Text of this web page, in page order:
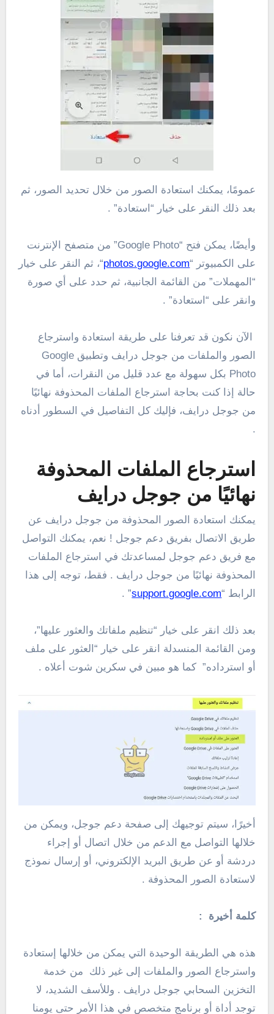
عمومًا، يمكنك استعادة الصور من خلال تحديد الصور، ثم
بعد ذلك النقر على خيار “استعادة” .
وأيضًا، يمكن فتح “Google Photo” من متصفح الإنترنت
على الكمبيوتر “photos.google.com“، ثم النقر على خيار
“المهملات” من القائمة الجانبية، ثم حدد على أي صورة
وانقر على “استعادة” .
الآن نكون قد تعرفنا على طريقة استعادة واسترجاع
الصور والملفات من جوجل درايف وتطبيق Google
Photo بكل سهولة مع عدد قليل من النقرات، أما في
حالة إذا كنت بحاجة استرجاع الملفات المحذوفة نهائيًا
من جوجل درايف، فإليك كل التفاصيل في السطور أدناه
.
استرجاع الملفات المحذوفة
نهائيًا من جوجل درايف
يمكنك استعادة الصور المحذوفة من جوجل درايف عن
طريق الاتصال بفريق دعم جوجل ! نعم، يمكنك التواصل
مع فريق دعم جوجل لمساعدتك في استرجاع الملفات
المحذوفة نهائيًا من جوجل درايف . فقط، توجه إلى هذا
الرابط “support.google.com
” .
بعد ذلك انقر على خيار “تنظيم ملفاتك والعثور عليها”،
ومن القائمة المنسدلة انقر على خيار “العثور على ملف
أو استرداده” كما هو مبين في سكرين شوت أعلاه .
أخيرًا، سيتم توجيهك إلى صفحة دعم جوجل، ويمكن من
خلالها التواصل مع الدعم من خلال اتصال أو إجراء
دردشة أو عن طريق البريد الإلكتروني، أو إرسال نموذج
لاستعادة الصور المحذوفة .
كلمة أخيرة :
هذه هي الطريقة الوحيدة التي يمكن من خلالها إستعادة
واسترجاع الصور والملفات إلى غير ذلك من خدمة
التخزين السحابي جوجل درايف . وللأسف الشديد، لا
توجد أداة أو برنامج متخصص في هذا الأمر حتى يومنا